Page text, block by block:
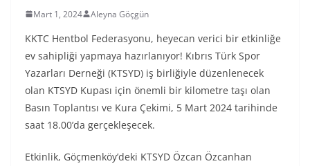
Mart 1, 2024 Aleyna Göçgün
KKTC Hentbol Federasyonu, heyecan verici bir etkinliğe
ev sahipliği yapmaya hazırlanıyor! Kıbrıs Türk Spor
Yazarları Derneği (KTSYD) iş birliğiyle düzenlenecek
olan KTSYD Kupası için önemli bir kilometre taşı olan
Basın Toplantısı ve Kura Çekimi, 5 Mart 2024 tarihinde
saat 18.00’da gerçekleşecek.
Etkinlik, Göçmenköy’deki KTSYD Özcan Özcanhan